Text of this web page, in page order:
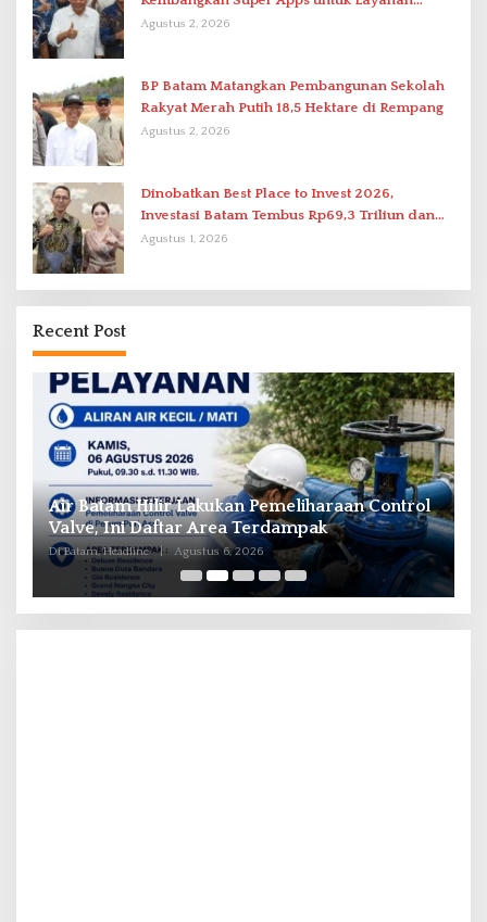
Terpadu
Agustus 2, 2026
BP Batam Matangkan Pembangunan Sekolah
Rakyat Merah Putih 18,5 Hektare di Rempang
Agustus 2, 2026
Dinobatkan Best Place to Invest 2026,
Investasi Batam Tembus Rp69,3 Triliun dan
Ekonomi Tumbuh 6,76 Persen
Agustus 1, 2026
Recent Post
Air Batam Hilir Lakukan Pemeliharaan Control
Valve, Ini Daftar Area Terdampak
Di Batam, Headline | Agustus 6, 2026